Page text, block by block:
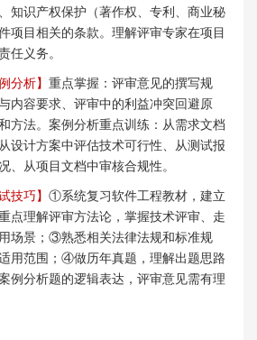
知识产权保护（著作权、专利、商业秘
项目相关的条款。理解评审专家在项目
任义务。
分析】 重点掌握：评审意见的撰写规
内容要求、评审中的利益冲突回避原
方法。案例分析重点训练：从需求文档
设计方案中评估技术可行性、从测试报
、从项目文档中审核合规性。
技巧】 ①系统复习软件工程教材，建立
点理解评审方法论，掌握技术评审、走
场景；③熟悉相关法律法规和标准规
用范围；④做历年真题，理解出题思路
例分析题的逻辑表达，评审意见需有理